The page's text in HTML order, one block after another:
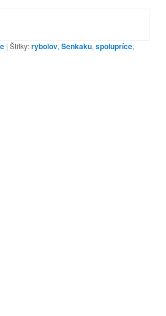
| Štítky:rybolov, Senkaku, spolupríce,